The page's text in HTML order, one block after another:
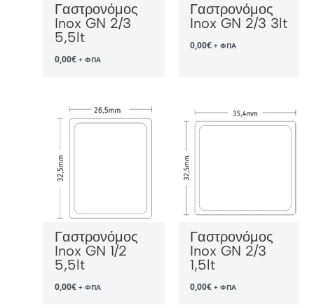
Γαστρονόμος
Inox GN 2/3
5,5lt
0,00€ + ΦΠΑ
Γαστρονόμος
Inox GN 2/3 3lt
0,00€ + ΦΠΑ
Γαστρονόμος
Inox GN 1/2
5,5lt
0,00€ + ΦΠΑ
Γαστρονόμος
Inox GN 2/3
1,5lt
0,00€ + ΦΠΑ